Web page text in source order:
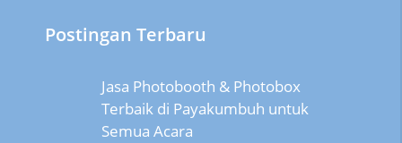
Postingan Terbaru
Jasa Photobooth & Photobox
Terbaik di Payakumbuh untuk
Semua Acara